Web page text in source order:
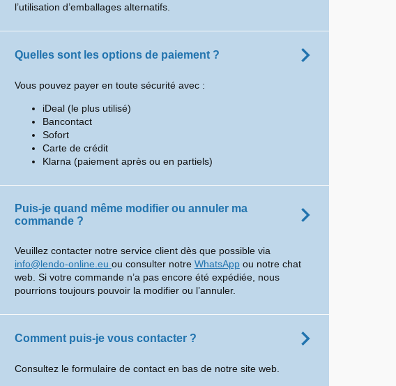
l’utilisation d’emballages alternatifs.
Quelles sont les options de paiement ?
Vous pouvez payer en toute sécurité avec :
iDeal (le plus utilisé)
Bancontact
Sofort
Carte de crédit
Klarna (paiement après ou en partiels)
Puis-je quand même modifier ou annuler ma
commande ?
Veuillez contacter notre service client dès que possible via
info@lendo-online.eu ou consulter notre WhatsAppou notre chat
web. Si votre commande n’a pas encore été expédiée, nous
pourrions toujours pouvoir la modifier ou l’annuler.
Comment puis-je vous contacter ?
Consultez le formulaire de contact en bas de notre site web.